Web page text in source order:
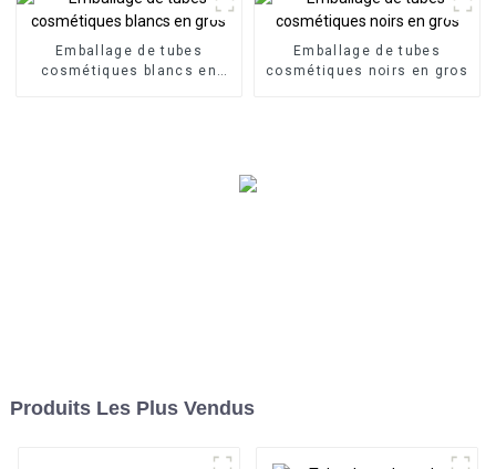
Emballage de tubes
cosmétiques blancs en
Emballage de tubes
cosmétiques noirs en gros
Produits Les Plus Vendus